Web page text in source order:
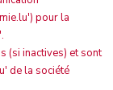
pour la
(si inactives) et sont
de la société